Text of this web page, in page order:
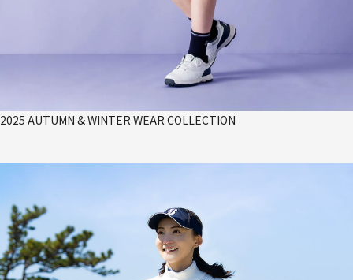
2025 AUTUMN & WINTER WEAR COLLECTION